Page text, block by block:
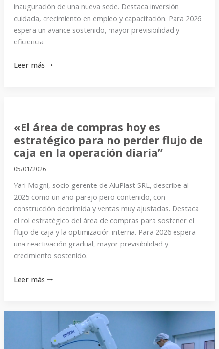
inauguración de una nueva sede. Destaca inversión
cuidada, crecimiento en empleo y capacitación. Para 2026
espera un avance sostenido, mayor previsibilidad y
eficiencia.
Leer más 🠒
«El área de compras hoy es
estratégico para no perder flujo de
caja en la operación diaria”
05/01/2026
Yari Mogni, socio gerente de AluPlast SRL, describe al
2025 como un año parejo pero contenido, con
construcción deprimida y ventas muy ajustadas. Destaca
el rol estratégico del área de compras para sostener el
flujo de caja y la optimización interna. Para 2026 espera
una reactivación gradual, mayor previsibilidad y
crecimiento sostenido.
de
compras
hoy
es
perder
flujo
de
caja
la
Leer más 🠒